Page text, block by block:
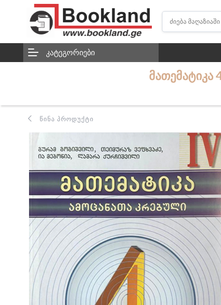
ᲙᲐᲢᲔᲒᲝᲠᲘᲔᲑᲘ
ᲛᲐᲗᲔᲛᲐᲢᲘᲙᲐ
ᲬᲘᲜᲐ ᲞᲠᲝᲓᲣᲥᲢᲘ